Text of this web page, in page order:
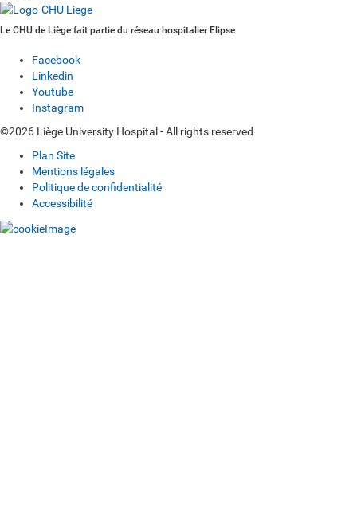
Le CHU de Liège fait partie du réseau hospitalier Elipse
Facebook
Linkedin
Youtube
Instagram
©2026 Liège University Hospital - All rights reserved
Plan Site
Mentions légales
Politique de confidentialité
Accessibilité